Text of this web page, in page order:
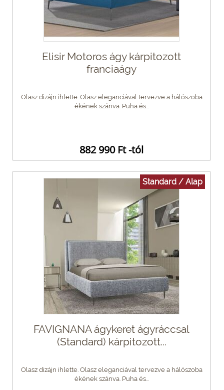
Elisir Motoros ágy kárpitozott
franciaágy
Olasz dizájn ihlette. Olasz eleganciával tervezve a hálószoba
ékének szánva. Puha és...
882 990 Ft -tól
Standard / Alap
FAVIGNANA ágykeret ágyráccsal
(Standard) kárpitozott...
Olasz dizájn ihlette. Olasz eleganciával tervezve a hálószoba
ékének szánva. Puha és...